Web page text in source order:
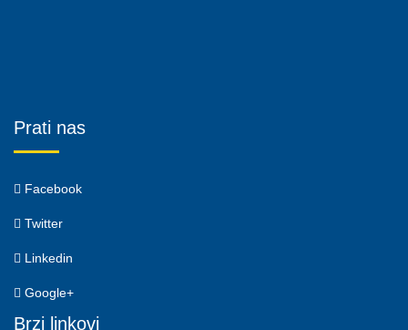
Prati nas
Facebook
Twitter
Linkedin
Google+
Brzi linkovi